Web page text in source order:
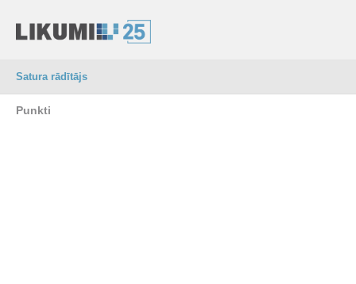
Satura rādītājs
Punkti